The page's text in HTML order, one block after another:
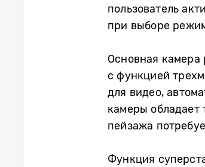
пользователь
при выборе
Основная
с функцией
для видео,
камеры обладает
пейзажа
Функция